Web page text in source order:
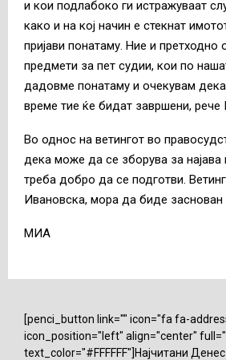
и кои подлабоко ги истражуваат
како и на кој начин е стекнат
пријави понатаму. Ние и претходно
предмети за пет судии, кои по
дадовме понатаму и очекувам
време тие ќе бидат завршени, рече
Во однос на ветингот во
дека може да се зборува за најава
треба добро да се подготви.
Ивановска, мора да биде заснован
МИА
[penci_button link="" icon="fa fa-
icon_position="left" align="center"
text_color="#FFFFFF"]Најчитани